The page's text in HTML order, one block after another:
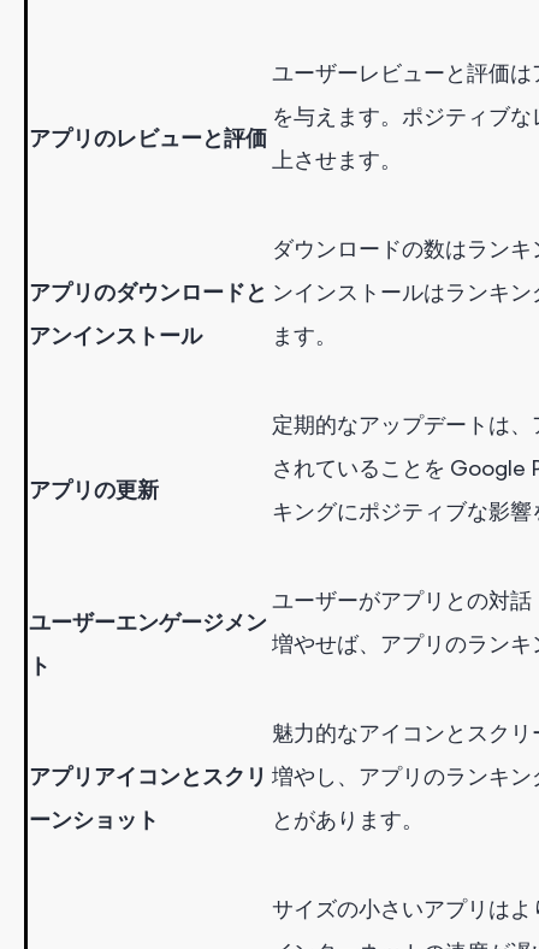
アプリのレビューと評価
ユーザーレビューと評価
を与えます。ポジティブ
上させます。
アプリのダウンロードと
アンインストール
ダウンロードの数はラン
ンインストールはランキ
ます。
アプリの更新
定期的なアップデートは
されていることを Google
キングにポジティブな影
ユーザーエンゲージメン
ト
ユーザーがアプリとの対
増やせば、アプリのラン
アプリアイコンとスクリ
ーンショット
魅力的なアイコンとスク
増やし、アプリのランキ
とがあります。
サイズの小さいアプリは